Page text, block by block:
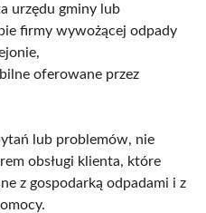
urzędu gminy lub
firmy wywożącej odpady
oferowane przez
lub problemów, nie
obsługi klienta, które
z gospodarką odpadami i z